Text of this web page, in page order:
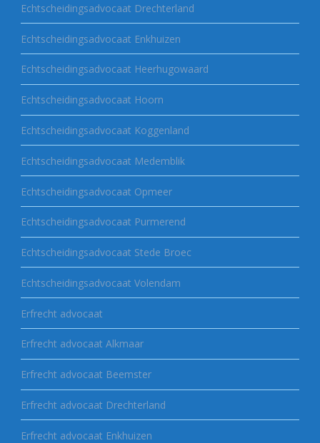
Echtscheidingsadvocaat Drechterland
Echtscheidingsadvocaat Enkhuizen
Echtscheidingsadvocaat Heerhugowaard
Echtscheidingsadvocaat Hoorn
Echtscheidingsadvocaat Koggenland
Echtscheidingsadvocaat Medemblik
Echtscheidingsadvocaat Opmeer
Echtscheidingsadvocaat Purmerend
Echtscheidingsadvocaat Stede Broec
Echtscheidingsadvocaat Volendam
Erfrecht advocaat
Erfrecht advocaat Alkmaar
Erfrecht advocaat Beemster
Erfrecht advocaat Drechterland
Erfrecht advocaat Enkhuizen